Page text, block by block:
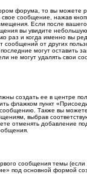
форума, то вы можете
сообщение, нажав
Если после
вы увидите
раз и когда именно вы
сообщений от других
могут оставить
не могут удалять свои
создать ее в центре
флажком пункт
Также вы можете
выбрав
отменять добавление
сообщения темы
под основной формой